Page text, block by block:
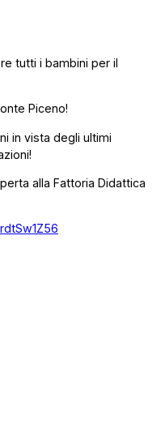
tutti i bambini per il
Piceno!
in vista degli ultimi
alla Fattoria Didattica